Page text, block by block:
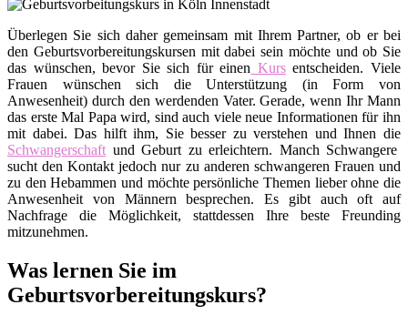
Überlegen Sie sich daher gemeinsam mit Ihrem Partner, ob er bei
den Geburtsvorbereitungskursen mit dabei sein möchte und ob Sie
das wünschen, bevor Sie sich für einen Kursentscheiden. Viele
Frauen wünschen sich die Unterstützung (in Form von
Anwesenheit) durch den werdenden Vater. Gerade, wenn Ihr Mann
das erste Mal Papa wird, sind auch viele neue Informationen für ihn
mit dabei. Das hilft ihm, Sie besser zu verstehen und Ihnen die
Schwangerschaft und Geburt zu erleichtern. Manch Schwangere
sucht den Kontakt jedoch nur zu anderen schwangeren Frauen und
zu den Hebammen und möchte persönliche Themen lieber ohne die
Anwesenheit von Männern besprechen. Es gibt auch oft auf
Nachfrage die Möglichkeit, stattdessen Ihre beste Freunding
mitzunehmen.
Was lernen Sie im
Geburtsvorbereitungskurs?